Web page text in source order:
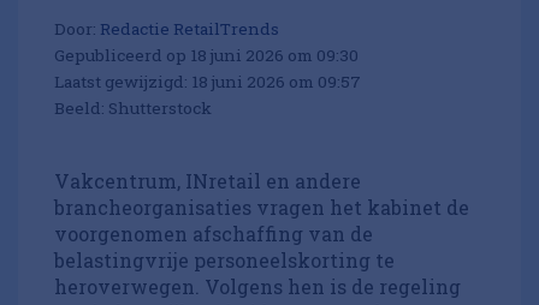
Door: Redactie RetailTrends
Gepubliceerd op 18 juni 2026 om 09:30
Laatst gewijzigd: 18 juni 2026 om 09:57
Beeld: Shutterstock
Vakcentrum, INretail en andere
brancheorganisaties vragen het kabinet de
voorgenomen afschaffing van de
belastingvrije personeelskorting te
heroverwegen. Volgens hen is de regeling